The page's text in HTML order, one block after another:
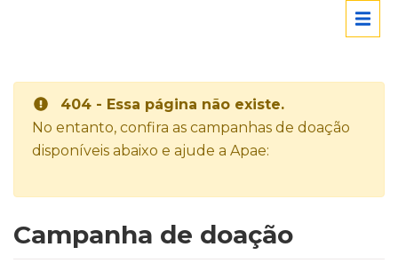
404 - Essa página não existe.
No entanto, confira as campanhas de doação
disponíveis abaixo e ajude a Apae:
Campanha de doação